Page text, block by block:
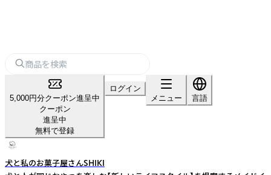
5,000円分クーポン進呈中
クーポン
進呈中
無料で登録
ログイン
メニュー
言語
犬と私のお菓子屋さんSHIKI